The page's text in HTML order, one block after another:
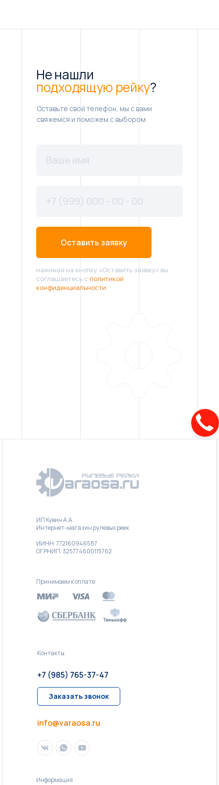
Не нашли
подходящую рейку?
Оставьте свой телефон, мы с вами
свяжемся и поможем с выбором
Оставить заявку
нажимая на кнопку «Оставить заявку» вы
соглашаетесь с политикой
конфиденциальности
Принимаем к оплате:
Контакты
ИП Кувин А.А.
Интернет-магазин рулевых реек
ИИНН: 772160946587
ОГРНИП: 325774600115762
Информация
info@varaosa.ru
+7 (985) 765-37-47
Заказать звонок